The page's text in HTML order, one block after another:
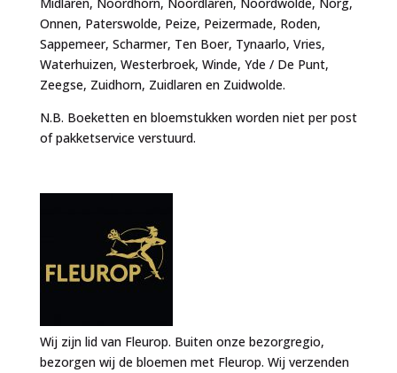
Onnen, Paterswolde, Peize, Peizermade, Roden,
Sappemeer, Scharmer, Ten Boer, Tynaarlo, Vries,
Waterhuizen, Westerbroek, Winde, Yde / De Punt,
Zeegse, Zuidhorn, Zuidlaren en Zuidwolde.
N.B. Boeketten en bloemstukken worden niet per post
of pakketservice verstuurd.
Wij zijn lid van Fleurop. Buiten onze bezorgregio,
bezorgen wij de bloemen met Fleurop. Wij verzenden